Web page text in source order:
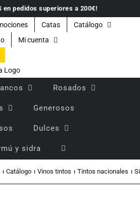
en pedidos superiores a 200€!
Catas
Catálogo
Mi cuenta
Rosados
Generosos
Dulces
y sidra
Catálogo Vinos tintos Tintos nacionales